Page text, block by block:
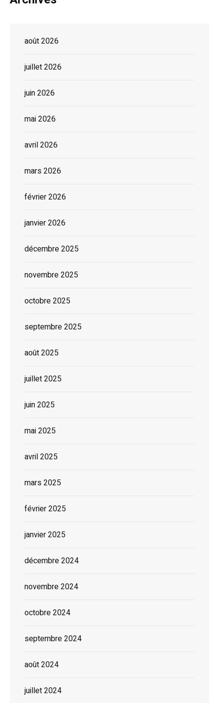
août 2026
juillet 2026
juin 2026
mai 2026
avril 2026
mars 2026
février 2026
janvier 2026
décembre 2025
novembre 2025
octobre 2025
septembre 2025
août 2025
juillet 2025
juin 2025
mai 2025
avril 2025
mars 2025
février 2025
janvier 2025
décembre 2024
novembre 2024
octobre 2024
septembre 2024
août 2024
juillet 2024